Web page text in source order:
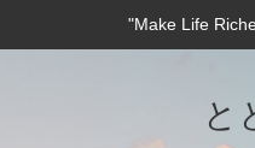
"Make Life
と